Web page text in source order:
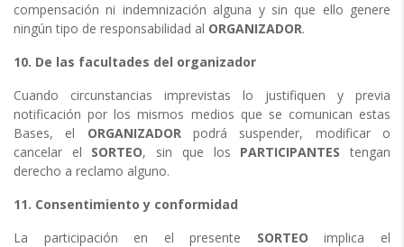
compensación ni indemnización alguna y sin que ello genere
ningún tipo de responsabilidad al ORGANIZADOR.
10. De las facultades del organizador
Cuando circunstancias imprevistas lo justifiquen y previa
notificación por los mismos medios que se comunican estas
Bases, el ORGANIZADORpodrá suspender, modificar o
cancelar el SORTEO, sin que los PARTICIPANTEStengan
derecho a reclamo alguno.
11. Consentimiento y conformidad
La participación en el presente SORTEOimplica el